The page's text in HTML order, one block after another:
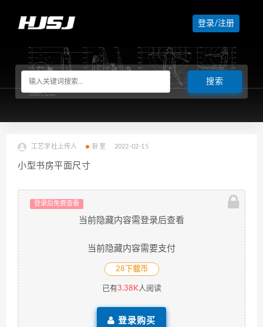
登录/注册
工艺学社上传人 卧室 2022-02-15
小型书房平面尺寸
登录后免费查看
当前隐藏内容需登录后查看
当前隐藏内容需要支付
28下载币
已有3.38K人阅读
登录购买